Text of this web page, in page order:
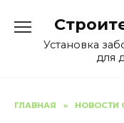
содержанию
Установка
для
ГЛАВНАЯ » НОВОСТИ